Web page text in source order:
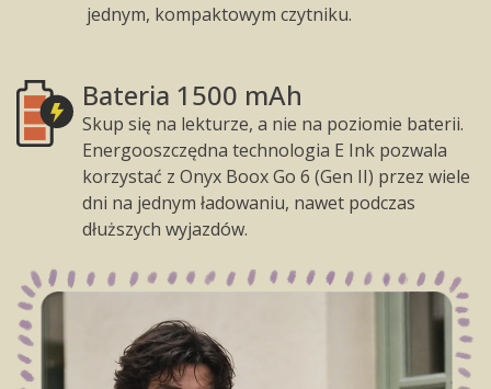
jednym, kompaktowym czytniku.
Bateria 1500 mAh
Skup się na lekturze, a nie na poziomie baterii.
Energooszczędna technologia E Ink pozwala
korzystać z Onyx Boox Go 6 (Gen II) przez wiele
dni na jednym ładowaniu, nawet podczas
dłuższych wyjazdów.